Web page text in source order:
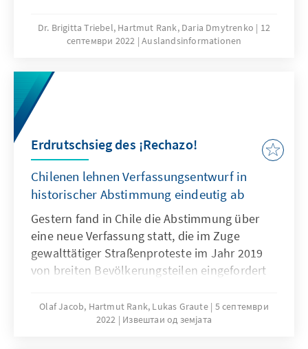
wenn die „Volksrepubliken“ sich Mühe geben,
zumindest die Fassade eines ordentlichen
Willkür von Russlands Gnaden und
Menschenrechtsverletzungen haben System.
Dr. Brigitta Triebel, Hartmut Rank, Daria Dmytrenko
12
септември 2022 Auslandsinformationen
Erdrutschsieg des ¡Rechazo!
Chilenen lehnen Verfassungsentwurf in
historischer Abstimmung eindeutig ab
Gestern fand in Chile die Abstimmung über
eine neue Verfassung statt, die im Zuge
gewalttätiger Straßenproteste im Jahr 2019
von breiten Bevölkerungsteilen eingefordert
um die Beseitigung sozialer Missstände im
Gesundheits- und Bildungssektor sowie eine
Olaf Jacob, Hartmut Rank, Lukas Graute 5 септември
2022
Извештаи од земјата